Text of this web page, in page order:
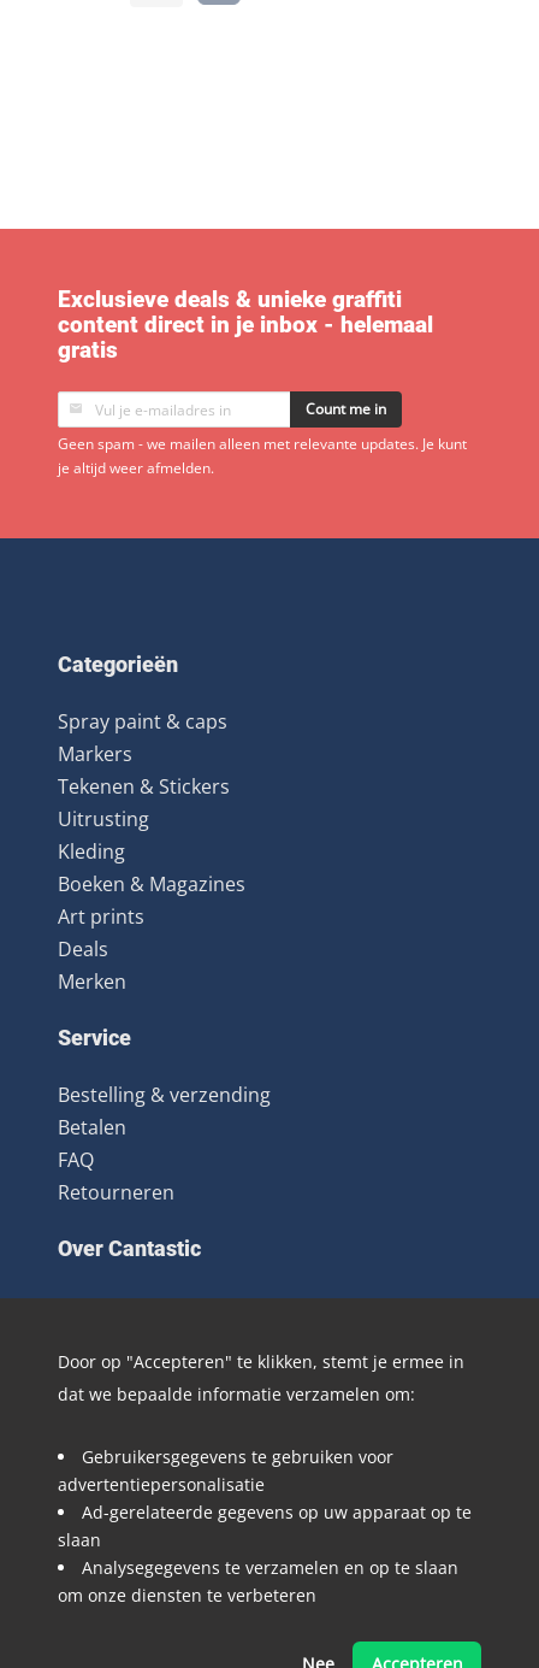
Exclusieve deals & unieke graffiti
content direct in je inbox - helemaal
gratis
Count me in
Geen spam - we mailen alleen met relevante updates. Je kunt
je altijd weer afmelden.
Categorieën
Spray paint & caps
Markers
Tekenen & Stickers
Uitrusting
Kleding
Boeken & Magazines
Art prints
Deals
Merken
Service
Bestelling & verzending
Betalen
FAQ
Retourneren
Over Cantastic
Over ons
Algemene voorwaarden
Nieuwsbrief
Blog
Volg @Cantastic.nl en #TeamJoopie
Door op "Accepteren" te klikken, stemt je ermee in
dat we bepaalde informatie verzamelen om:
Gebruikersgegevens te gebruiken voor
advertentiepersonalisatie
Ad-gerelateerde gegevens op uw apparaat op te
slaan
Analysegegevens te verzamelen en op te slaan
om onze diensten te verbeteren
Nee Accepteren